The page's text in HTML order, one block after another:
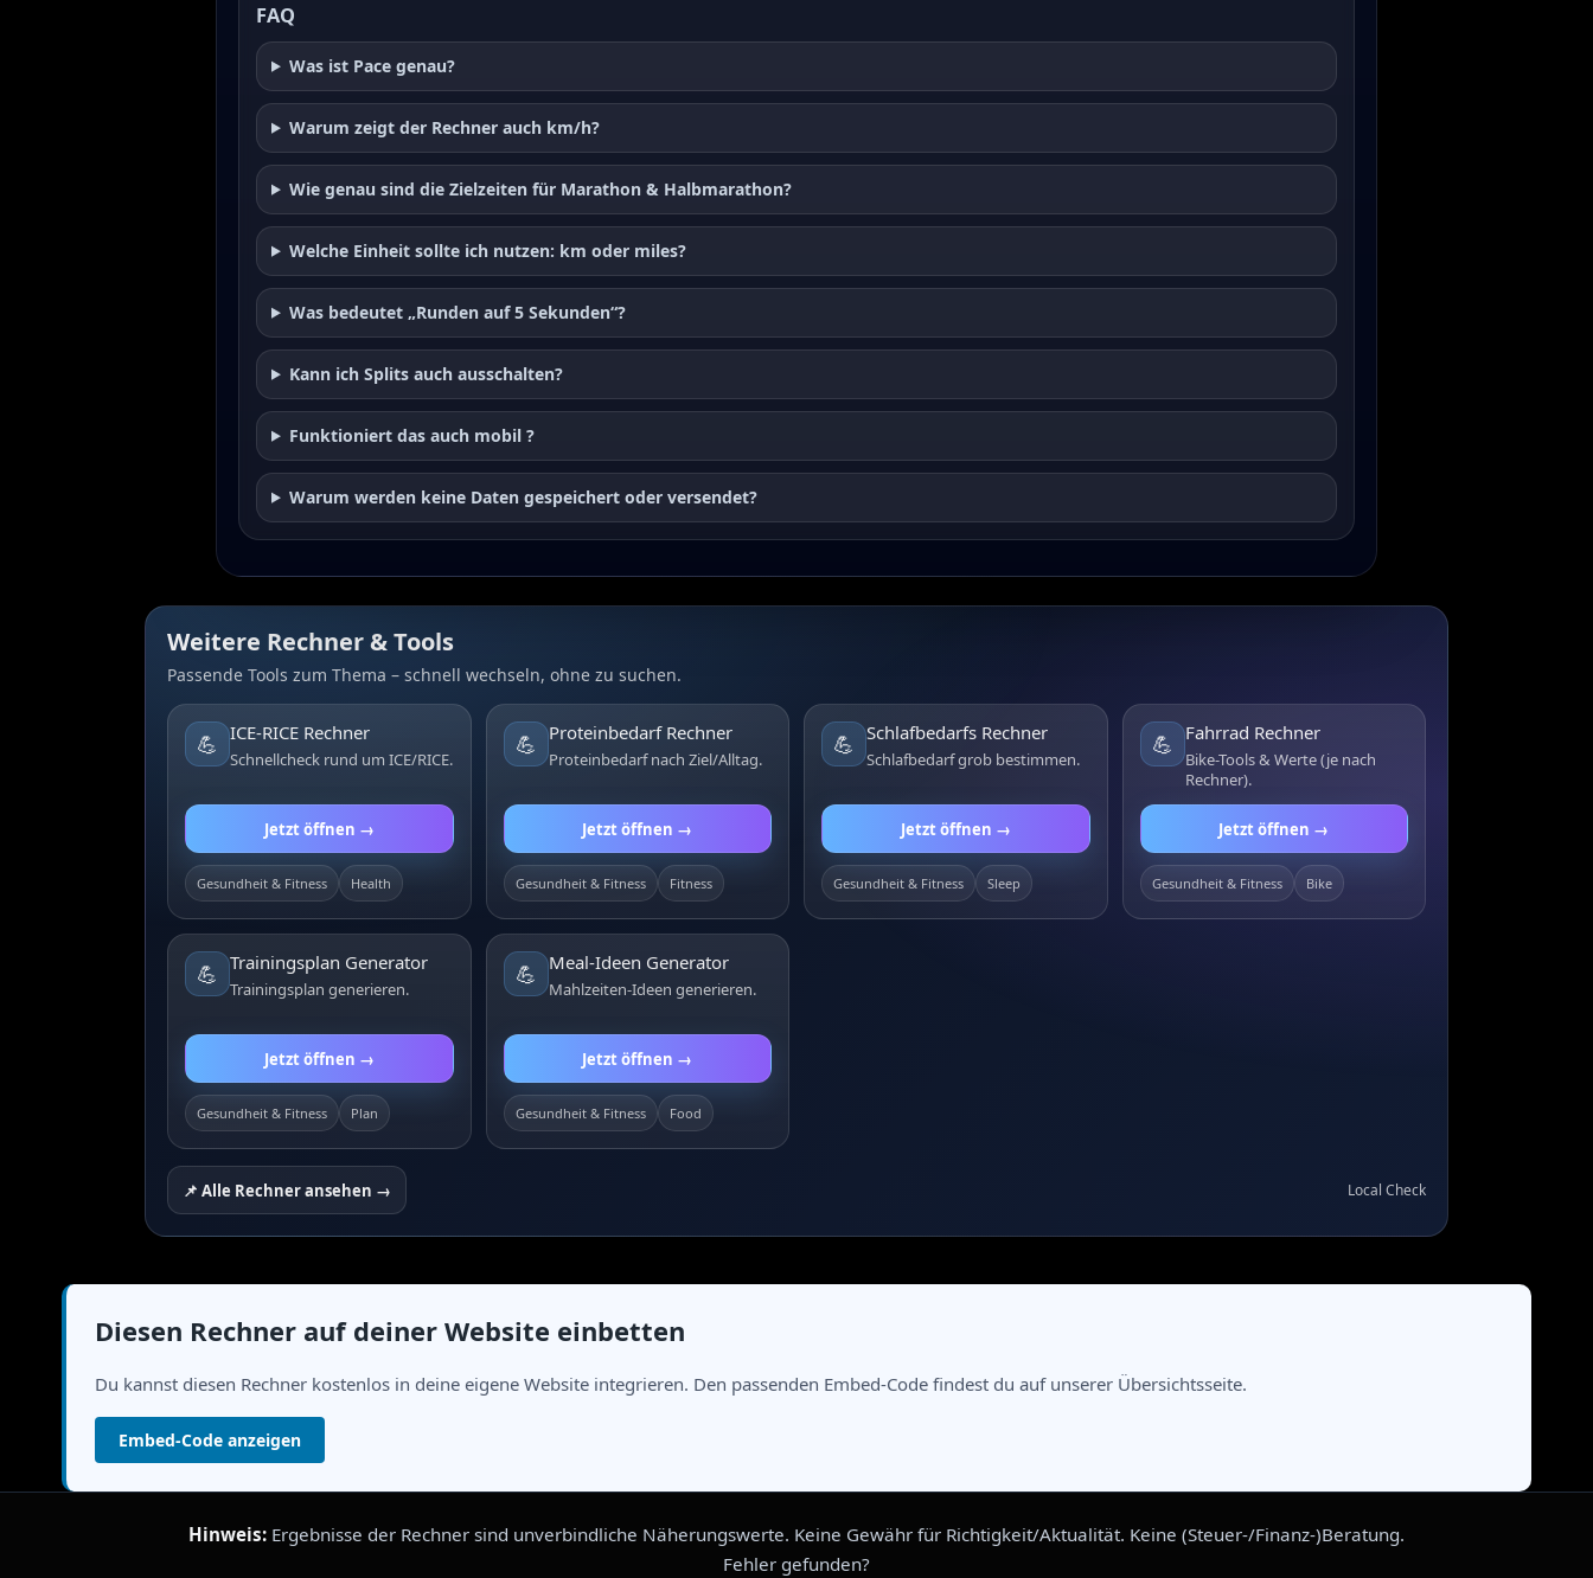
FAQ
Was ist Pace genau?
Warum zeigt der Rechner auch km/h?
Wie genau sind die Zielzeiten für Marathon & Halbmarathon?
Welche Einheit sollte ich nutzen: km oder miles?
Was bedeutet „Runden auf 5 Sekunden“?
Kann ich Splits auch ausschalten?
Funktioniert das auch mobil ?
Warum werden keine Daten gespeichert oder versendet?
Weitere Rechner & Tools
Passende Tools zum Thema – schnell wechseln, ohne zu suchen.
💪 ICE-RICE Rechner
Schnellcheck rund um ICE/RICE.
Jetzt öffnen →
Gesundheit & Fitness Health
💪 Proteinbedarf Rechner
Proteinbedarf nach Ziel/Alltag.
Jetzt öffnen →
Gesundheit & Fitness Fitness
💪 Schlafbedarfs Rechner
Schlafbedarf grob bestimmen.
Jetzt öffnen →
Gesundheit & Fitness Sleep
💪 Fahrrad Rechner
Bike-Tools & Werte (je nach
Rechner).
Jetzt öffnen →
Gesundheit & Fitness Bike
💪 Trainingsplan Generator
Trainingsplan generieren.
Jetzt öffnen →
Gesundheit & Fitness Plan
💪 Meal-Ideen Generator
Mahlzeiten-Ideen generieren.
Jetzt öffnen →
Gesundheit & Fitness Food
📌 Alle Rechner ansehen → Local Check
Diesen Rechner auf deiner Website einbetten
Du kannst diesen Rechner kostenlos in deine eigene Website integrieren. Den passenden Embed-Code findest du auf unserer Übersichtsseite.
Embed-Code anzeigen
Hinweis: Ergebnisse der Rechner sind unverbindliche Näherungswerte. Keine Gewähr für Richtigkeit/Aktualität. Keine (Steuer-/Finanz-)Beratung.
Fehler gefunden?